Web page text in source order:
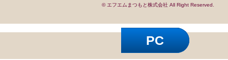
© エフエムまつもと株式会社 All Right Reserved.
PC